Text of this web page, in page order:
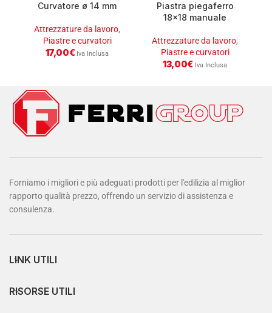
Curvatore ø 14 mm
Attrezzature da lavoro,
Piastre e curvatori
17,00€ Iva Inclusa
Piastra piegaferro
18×18 manuale
Attrezzature da lavoro,
Piastre e curvatori
13,00€ Iva Inclusa
Forniamo i migliori e più adeguati prodotti per l'edilizia al miglior
rapporto qualità prezzo, offrendo un servizio di assistenza e
consulenza.
LINK UTILI
RISORSE UTILI